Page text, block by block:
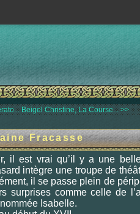
Beigel Christine, La Course... >>
Fracasse
il est vrai qu’il y a une
intègre une troupe de
il se passe plein de
surprises comme celle de
Isabelle.